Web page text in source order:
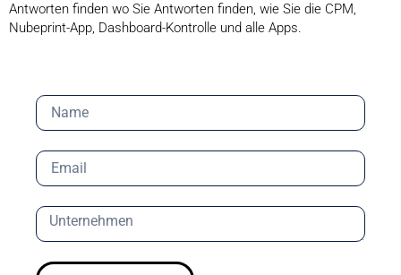
Antworten finden wo Sie Antworten finden, wie Sie die CPM,
Nubeprint-App, Dashboard-Kontrolle und alle Apps.